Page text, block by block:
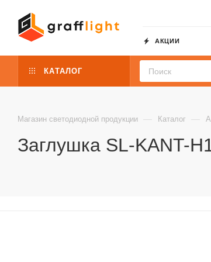
АКЦИИ
КАТАЛОГ
Магазин светодиодной продукции — Каталог —
Заглушка SL-KANT-